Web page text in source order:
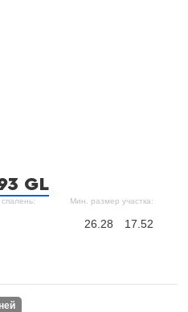
GL
Мин. размер участка:
26.28 17.52